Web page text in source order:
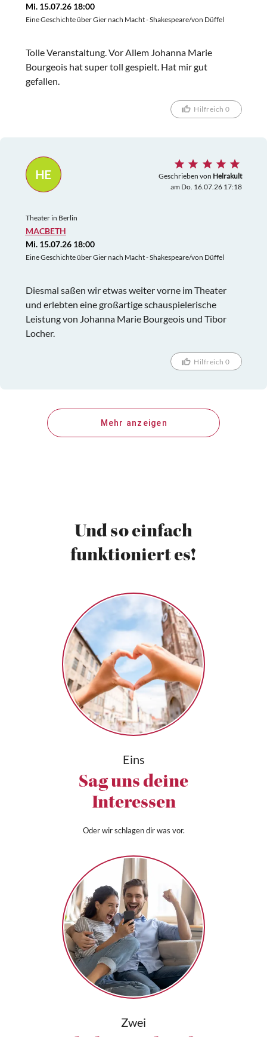
Mi. 15.07.26 18:00
Eine Geschichte über Gier nach Macht - Shakespeare/von Düffel
Tolle Veranstaltung. Vor Allem Johanna Marie
Bourgeois hat super toll gespielt. Hat mir gut
gefallen.
Hilfreich 0
HE Geschrieben von Helrakult
am Do. 16.07.26 17:18
Theater in Berlin
MACBETH
Mi. 15.07.26 18:00
Eine Geschichte über Gier nach Macht - Shakespeare/von Düffel
Diesmal saßen wir etwas weiter vorne im Theater
und erlebten eine großartige schauspielerische
Leistung von Johanna Marie Bourgeois und Tibor
Locher.
Hilfreich 0
Mehr anzeigen
Und so einfach
funktioniert es!
Eins
Sag uns deine
Interessen
Oder wir schlagen dir was vor.
Zwei